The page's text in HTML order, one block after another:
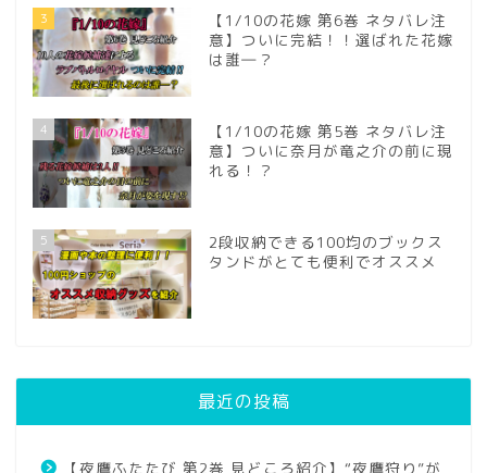
3
【1/10の花嫁 第6巻 ネタバレ注
意】ついに完結！！選ばれた花嫁
は誰―？
4
【1/10の花嫁 第5巻 ネタバレ注
意】ついに奈月が竜之介の前に現
れる！？
5
2段収納できる100均のブックス
タンドがとても便利でオススメ
最近の投稿
【夜鷹ふたたび 第2巻 見どころ紹介】“夜鷹狩り”が